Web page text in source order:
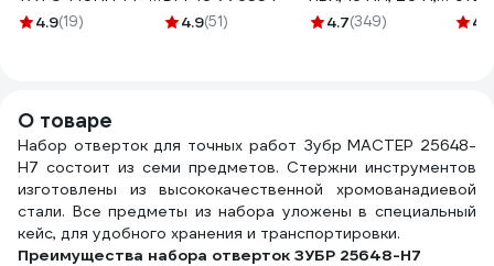
6916 37146916 092
4.9(19)
4.9(51)
черная 305-030
4.7(349) 4.5
О товаре
Набор отверток для точных работ Зубр МАСТЕР 25648-
H7 состоит из семи предметов. Стержни инструментов
изготовлены из высококачественной хромованадиевой
стали. Все предметы из набора уложены в специальный
кейс, для удобного хранения и транспортировки.
Преимущества набора отверток ЗУБР 25648-H7